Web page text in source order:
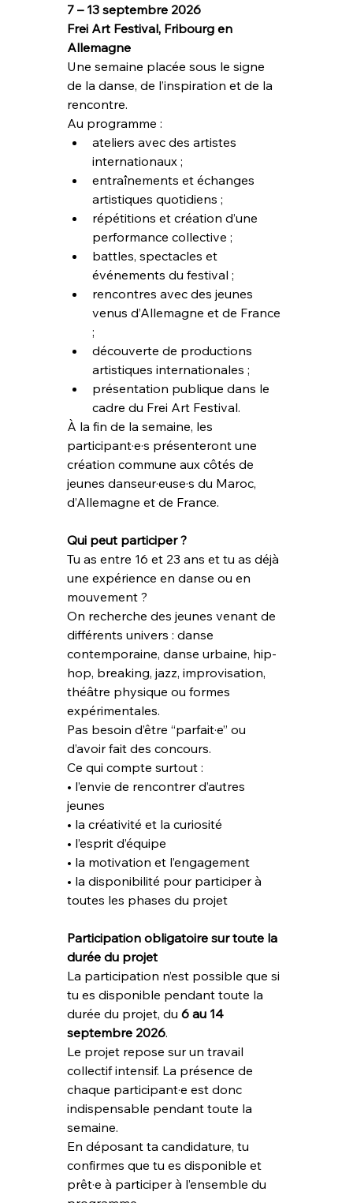
7 – 13 septembre 2026
Frei Art Festival, Fribourg en
Allemagne
Une semaine placée sous le signe
de la danse, de l’inspiration et de la
rencontre.
Au programme :
ateliers avec des artistes
internationaux ;
entraînements et échanges
artistiques quotidiens ;
répétitions et création d’une
performance collective ;
battles, spectacles et
événements du festival ;
rencontres avec des jeunes
venus d’Allemagne et de France
;
découverte de productions
artistiques internationales ;
présentation publique dans le
cadre du Frei Art Festival.
À la fin de la semaine, les
participant·e·s présenteront une
création commune aux côtés de
jeunes danseur·euse·s du Maroc,
d’Allemagne et de France.
Qui peut participer ?
Tu as entre 16 et 23 ans et tu as déjà
une expérience en danse ou en
mouvement ?
On recherche des jeunes venant de
différents univers : danse
contemporaine, danse urbaine, hip-
hop, breaking, jazz, improvisation,
théâtre physique ou formes
expérimentales.
Pas besoin d’être “parfait·e” ou
d’avoir fait des concours.
Ce qui compte surtout :
• l’envie de rencontrer d’autres
jeunes
• la créativité et la curiosité
• l’esprit d’équipe
• la motivation et l’engagement
• la disponibilité pour participer à
toutes les phases du projet
Participation obligatoire sur toute la
durée du projet
La participation n’est possible que si
tu es disponible pendant toute la
durée du projet, du 6 au 14
septembre 2026.
Le projet repose sur un travail
collectif intensif. La présence de
chaque participant·e est donc
indispensable pendant toute la
semaine.
En déposant ta candidature, tu
confirmes que tu es disponible et
prêt·e à participer à l’ensemble du